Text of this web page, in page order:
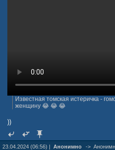
Известная томская истеричка -
женщину 😂 😂 😂
))
23.04.2024 (06:56) | Анонимно ->